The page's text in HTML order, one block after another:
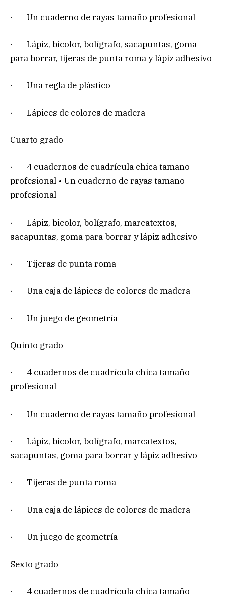
· Un cuaderno de rayas tamaño profesional
· Lápiz, bicolor, bolígrafo, sacapuntas, goma
para borrar, tijeras de punta roma y lápiz adhesivo
· Una regla de plástico
· Lápices de colores de madera
Cuarto grado
· 4 cuadernos de cuadrícula chica tamaño
profesional • Un cuaderno de rayas tamaño
profesional
· Lápiz, bicolor, bolígrafo, marcatextos,
sacapuntas, goma para borrar y lápiz adhesivo
· Tijeras de punta roma
· Una caja de lápices de colores de madera
· Un juego de geometría
Quinto grado
· 4 cuadernos de cuadrícula chica tamaño
profesional
· Un cuaderno de rayas tamaño profesional
· Lápiz, bicolor, bolígrafo, marcatextos,
sacapuntas, goma para borrar y lápiz adhesivo
· Tijeras de punta roma
· Una caja de lápices de colores de madera
· Un juego de geometría
Sexto grado
· 4 cuadernos de cuadrícula chica tamaño